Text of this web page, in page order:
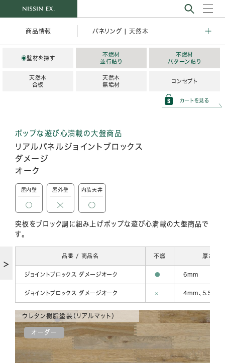
商品情報 パネリング | 天然木
◉壁材を探す
不燃材
並行貼り
不燃材
パターン貼り
天然木
合板
天然木
無垢材
コンセプト
カートを見る
ポップな遊び心満載の大盤商品
リアルパネルジョイントブロックス
ダメージ
オーク
屋内壁 屋外壁 内装天井
突板をブロック調に組み上げポップな遊び心満載の大盤商品で
す。
品番 / 商品名 不燃 厚さ
ジョイントブロックス ダメージオーク ● 6mm
ジョイントブロックス ダメージオーク × 4mm、5.5mm
ウレタン樹脂塗装（リアルマット）
オーダー